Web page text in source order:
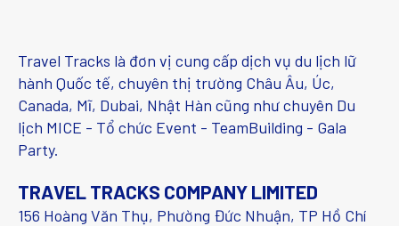
Travel Tracks là đơn vị cung cấp dịch vụ du lịch lữ
hành Quốc tế, chuyên thị trường Châu Âu, Úc,
Canada, Mĩ, Dubai, Nhật Hàn cũng như chuyên Du
lịch MICE - Tổ chức Event - TeamBuilding - Gala
Party.
TRAVEL TRACKS COMPANY LIMITED
156 Hoàng Văn Thụ, Phường Đức Nhuận, TP Hồ Chí